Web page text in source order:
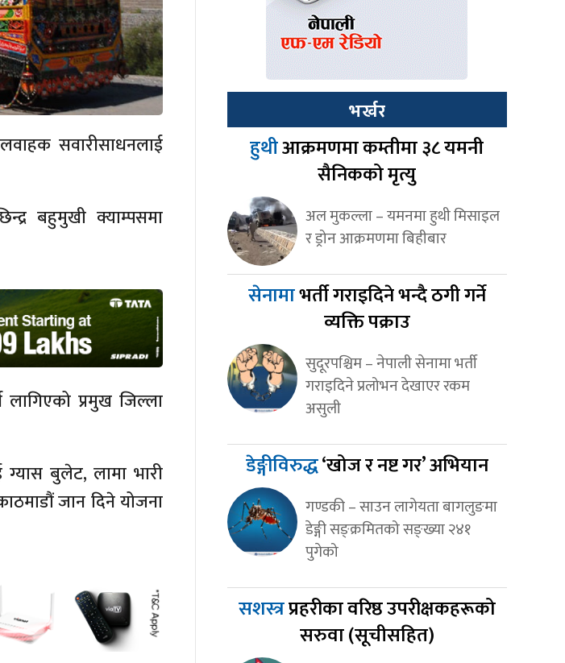
सवारीसाधनलाई
बहुमुखी क्याम्पसमा
लागिएको प्रमुख जिल्ला
ग्यास बुलेट, लामा भारी
जान दिने योजना
भर्खर
हुथीआक्रमणमा कम्तीमा ३८ यमनी
सैनिकको मृत्यु
अल मुकल्ला – यमनमा हुथी मिसाइल
र ड्रोन आक्रमणमा बिहीबार
सेनामाभर्ती गराइदिने भन्दै ठगी गर्ने
व्यक्ति पक्राउ
सुदूरपश्चिम – नेपाली सेनामा भर्ती
गराइदिने प्रलोभन देखाएर रकम
असुली
डेङ्गीविरुद्ध‘खोज र नष्ट गर’ अभियान
गण्डकी – साउन लागेयता बागलुङमा
डेङ्गी सङ्क्रमितको सङ्ख्या २४१
पुगेको
सशस्त्रप्रहरीका वरिष्ठ उपरीक्षकहरूको
सरुवा (सूचीसहित)